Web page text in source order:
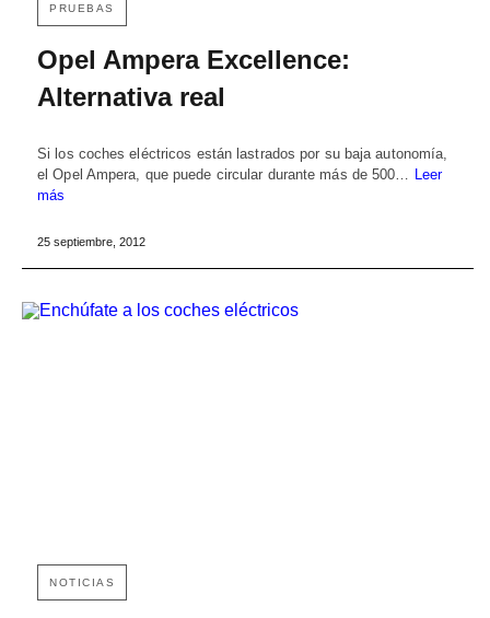
PRUEBAS
Opel Ampera Excellence:
Alternativa real
Si los coches eléctricos están lastrados por su baja autonomía,
el Opel Ampera, que puede circular durante más de 500… Leer
más
25 septiembre, 2012
NOTICIAS